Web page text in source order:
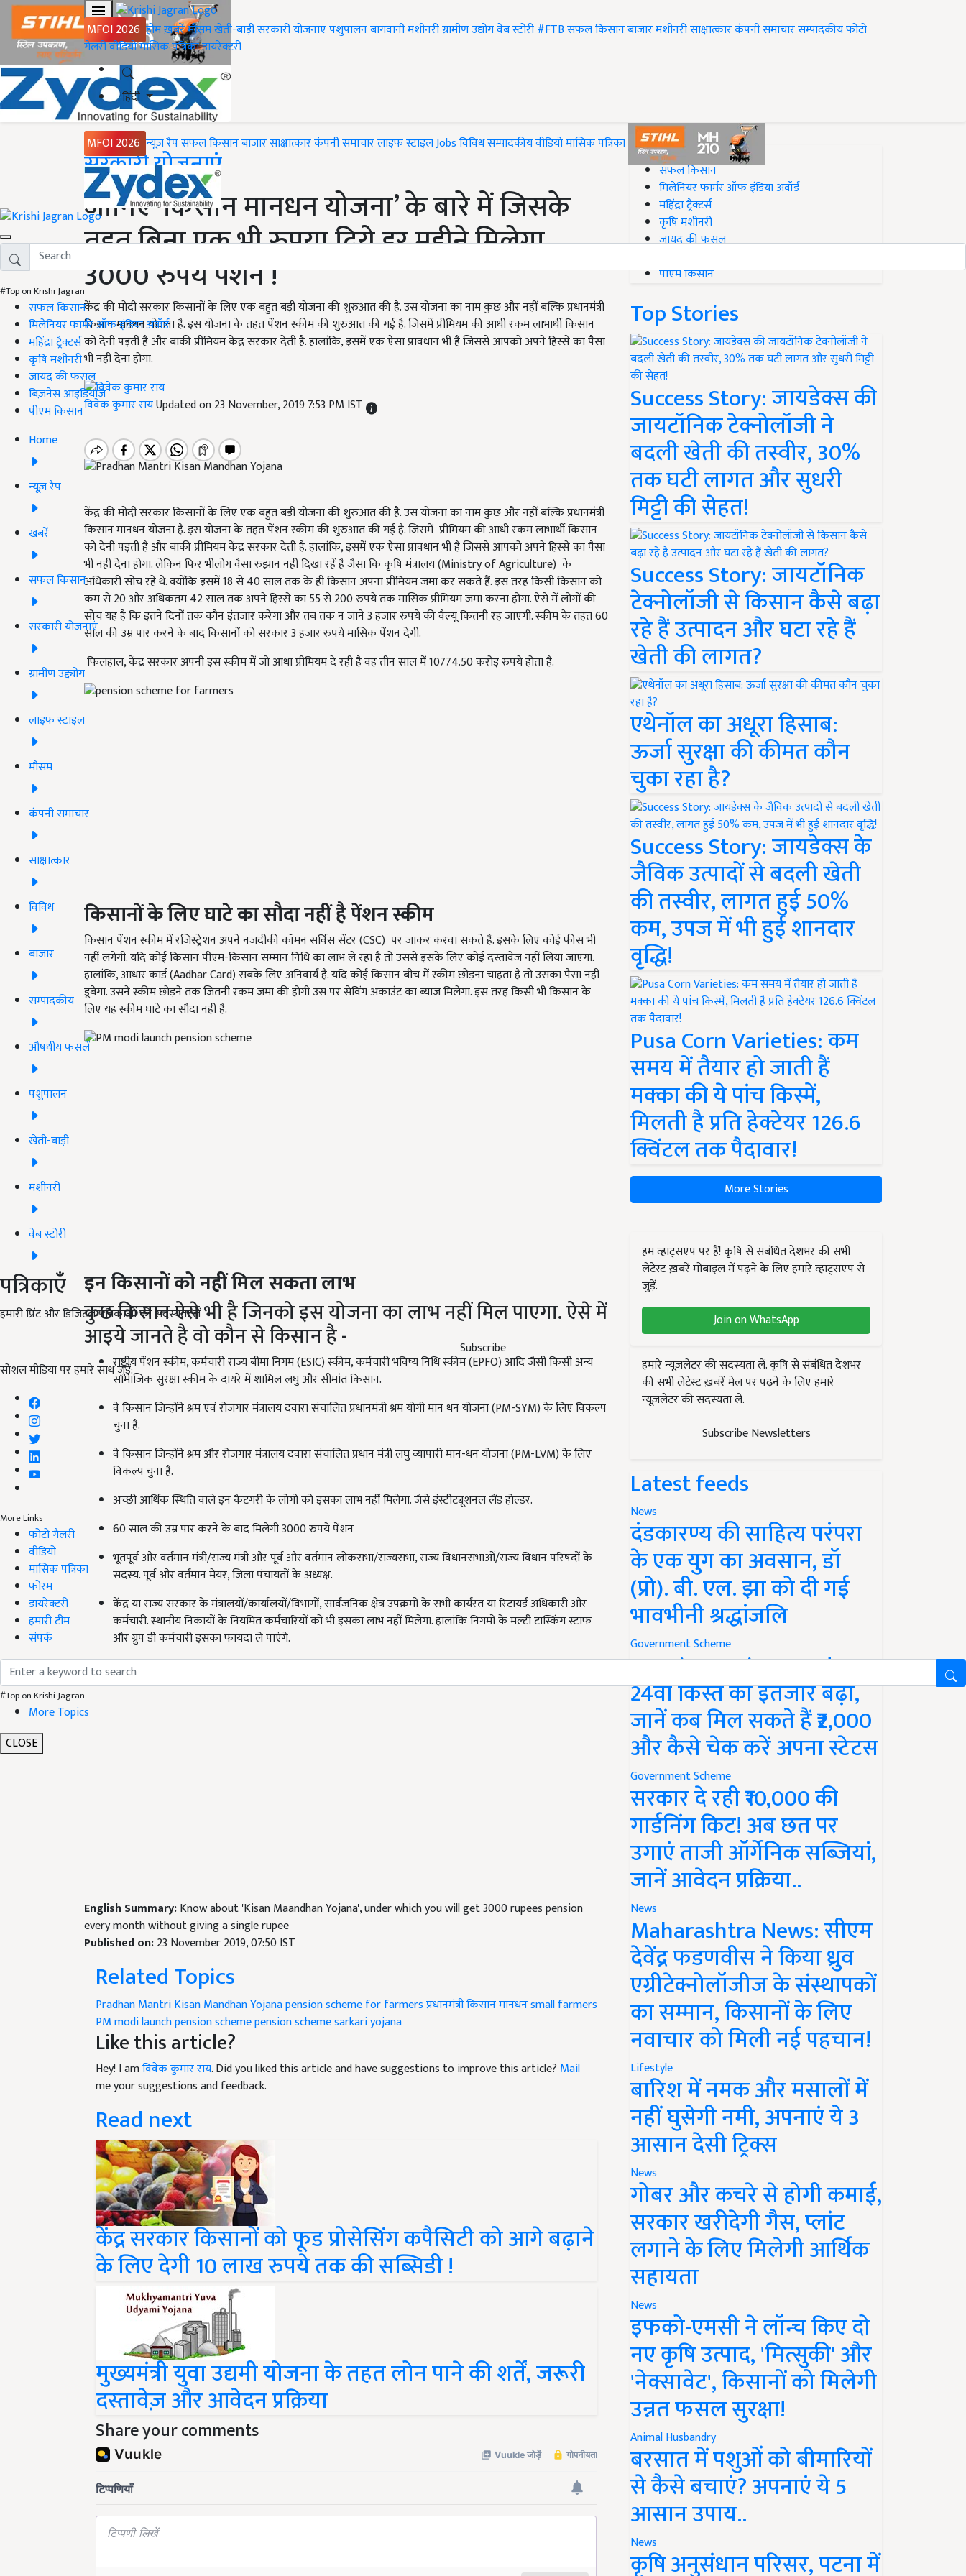
MFOI 2026 होमख़बरेंमौसमखेती-बाड़ीसरकारी योजनाएंपशुपालनबागवानीमशीनरीग्रामीण उद्योगवेब स्टोरी#FTBसफल किसानबाजारमशीनरीसाक्षात्कारकंपनी समाचारसम्पादकीयफोटो
गैलरीवीडियोमासिक पत्रिकाडायरेक्टरी
हिंदी
MFOI 2026 न्यूज़ रैपसफल किसानबाजारसाक्षात्कारकंपनी समाचारलाइफ स्टाइलJobsविविधसम्पादकीयवीडियोमासिक पत्रिका
#Top on Krishi Jagran
सफल किसान
मिलेनियर फार्मर ऑफ इंडिया अवॉर्ड
महिंद्रा ट्रैक्टर्स
कृषि मशीनरी
जायद की फसल
बिज़नेस आइडियाज
पीएम किसान
Home
न्यूज़ रैप
खबरें
सफल किसान
सरकारी योजनाएं
ग्रामीण उद्द्योग
लाइफ स्टाइल
मौसम
कंपनी समाचार
साक्षात्कार
विविध
बाजार
सम्पादकीय
औषधीय फसलें
पशुपालन
खेती-बाड़ी
मशीनरी
वेब स्टोरी
पत्रिकाएँ
हमारी प्रिंट और डिजिटल पत्रिकाओं की सदस्यता लें
Subscribe
सोशल मीडिया पर हमारे साथ जुड़ें:
More Links
फोटो गैलरी
वीडियो
मासिक पत्रिका
फोरम
डायरेक्टरी
हमारी टीम
संपर्क
#Top on Krishi Jagran
More Topics
CLOSE
Home
सरकारी योजनाएं
जानिए ‘किसान मानधन योजना’ के बारे में जिसके
तहत बिना एक भी रुपया दिये हर महीने मिलेगा
3000 रुपये पेंशन !
केंद्र की मोदी सरकार किसानों के लिए एक बहुत बड़ी योजना की शुरुआत की है. उस योजना का नाम कुछ और नहीं बल्कि प्रधानमंत्री
किसान मानधन योजना है. इस योजना के तहत पेंशन स्कीम की शुरुआत की गई है. जिसमें प्रीमियम की आधी रकम लाभार्थी किसान
को देनी पड़ती है और बाकी प्रीमियम केंद्र सरकार देती है. हालांकि, इसमें एक ऐसा प्रावधान भी है जिससे आपको अपने हिस्से का पैसा
भी नहीं देना होगा.
विवेक कुमार रायUpdated on 23 November, 2019 7:53 PM IST
केंद्र की मोदी सरकार किसानों के लिए एक बहुत बड़ी योजना की शुरुआत की है. उस योजना का नाम कुछ और नहीं बल्कि प्रधानमंत्री
किसान मानधन योजना है. इस योजना के तहत पेंशन स्कीम की शुरुआत की गई है. जिसमें प्रीमियम की आधी रकम लाभार्थी किसान
को देनी पड़ती है और बाकी प्रीमियम केंद्र सरकार देती है. हालांकि, इसमें एक ऐसा प्रावधान भी है जिससे आपको अपने हिस्से का पैसा
भी नहीं देना होगा. लेकिन फिर भीलोग वैसा रुझान नहीं दिखा रहें है जैसा कि कृषि मंत्रालय (Ministry of Agriculture) के
अधिकारी सोच रहे थे. क्योंकि इसमें 18 से 40 साल तक के ही किसान अपना प्रीमियम जमा कर सकते हैं. इस तरह किसी किसान को
कम से 20 और अधिकतम 42 साल तक अपने हिस्से का 55 से 200 रुपये तक मासिक प्रीमियम जमा करना होगा. ऐसे में लोगों की
सोच यह है कि इतने दिनों तक कौन इंतजार करेगा और तब तक न जाने 3 हजार रुपये की वैल्यू कितनी रह जाएगी. स्कीम के तहत 60
साल की उम्र पार करने के बाद किसानों को सरकार 3 हजार रुपये मासिक पेंशन देगी.
फिलहाल, केंद्र सरकार अपनी इस स्कीम में जो आधा प्रीमियम दे रही है वह तीन साल में 10774.50 करोड़ रुपये होता है.
किसानों के लिएघाटे का सौदा नहीं है पेंशन स्कीम
किसान पेंशन स्कीम में रजिस्ट्रेशन अपने नजदीकी कॉमन सर्विस सेंटर (CSC) पर जाकर करवा सकते हैं. इसके लिए कोई फीस भी
नहीं लगेगी. यदि कोई किसान पीएम-किसान सम्मान निधि का लाभ ले रहा है तो उससे इसके लिए कोई दस्तावेज नहीं लिया जाएगा.
हालांकि, आधार कार्ड (Aadhar Card) सबके लिए अनिवार्य है. यदि कोई किसान बीच में स्कीम छोड़ना चाहता है तो उसका पैसा नहीं
डूबेगा. उसने स्कीम छोड़ने तक जितनी रकम जमा की होगी उस पर सेविंग अकाउंट का ब्याज मिलेगा. इस तरह किसी भी किसान के
लिए यह स्कीम घाटे का सौदा नहीं है.
इन किसानों को नहीं मिल सकता लाभ
कुछ किसान ऐसे भी है जिनको इस योजना का लाभ नहीं मिल पाएगा. ऐसे में
आइये जानते है वो कौन से किसान है -
राष्ट्रीय पेंशन स्कीम, कर्मचारी राज्य बीमा निगम (ESIC) स्कीम, कर्मचारी भविष्य निधि स्कीम (EPFO) आदि जैसी किसी अन्य
सामाजिक सुरक्षा स्कीम के दायरे में शामिल लघु और सीमांत किसान.
वे किसान जिन्होंने श्रम एवं रोजगार मंत्रालय दवारा संचालित प्रधानमंत्री श्रम योगी मान धन योजना (PM-SYM) के लिए विकल्प
चुना है.
वे किसान जिन्होंने श्रम और रोजगार मंत्रालय दवारा संचालित प्रधान मंत्री लघु व्यापारी मान-धन योजना (PM-LVM) के लिए
विकल्प चुना है.
अच्छी आर्थिक स्थिति वाले इन कैटगरी के लोगों को इसका लाभ नहीं मिलेगा. जैसे इंस्टीट्यूशनल लैंड होल्डर.
60 साल की उम्र पार करने के बाद मिलेगी 3000 रुपये पेंशन
भूतपूर्व और वर्तमान मंत्री/राज्य मंत्री और पूर्व और वर्तमान लोकसभा/राज्यसभा, राज्य विधानसभाओं/राज्य विधान परिषदों के
सदस्य. पूर्व और वर्तमान मेयर, जिला पंचायतों के अध्यक्ष.
केंद्र या राज्य सरकार के मंत्रालयों/कार्यालयों/विभागों, सार्वजनिक क्षेत्र उपक्रमों के सभी कार्यरत या रिटायर्ड अधिकारी और
कर्मचारी. स्थानीय निकायों के नियमित कर्मचारियों को भी इसका लाभ नहीं मिलेगा. हालांकि निगमों के मल्टी टास्किंग स्टाफ
और ग्रुप डी कर्मचारी इसका फायदा ले पाएंगे.
टैक्स देने वाले, डॉक्टर, इंजीनियर, वकील, चार्टर्ड एकाउंटेंट्स और आर्किटेक्ट जैसे पेशेवर लोगों को इसका लाभ नहीं मिलेगा.
English Summary:Know about 'Kisan Maandhan Yojana', under which you will get 3000 rupees pension
every month without giving a single rupee
Published on:23 November 2019, 07:50 IST
Related Topics
Pradhan Mantri Kisan Mandhan Yojanapension scheme for farmersप्रधानमंत्री किसान मानधनsmall farmers
PM modi launch pension schemepension schemesarkari yojana
Like this article?
Hey! I amविवेक कुमार राय. Did you liked this article and have suggestions to improve this article? Mail
me your suggestions and feedback.
Read next
केंद्र सरकार किसानों को फूड प्रोसेसिंग कपैसिटी को आगे बढ़ाने
के लिए देगी 10 लाख रुपये तक की सब्सिडी !
मुख्यमंत्री युवा उद्यमी योजना के तहत लोन पाने की शर्तें, जरूरी
दस्तावेज़ और आवेदन प्रक्रिया
Share your comments
#Top on Krishi Jagran
सफल किसान
मिलेनियर फार्मर ऑफ इंडिया अवॉर्ड
महिंद्रा ट्रैक्टर्स
कृषि मशीनरी
जायद की फसल
पीएम किसान
Top Stories
Success Story: जायडेक्स की
जायटॉनिक टेक्नोलॉजी ने
बदली खेती की तस्वीर, 30%
तक घटी लागत और सुधरी
मिट्टी की सेहत!
Success Story: जायटॉनिक
टेक्नोलॉजी से किसान कैसे बढ़ा
रहे हैं उत्पादन और घटा रहे हैं
खेती की लागत?
एथेनॉल का अधूरा हिसाब:
ऊर्जा सुरक्षा की कीमत कौन
चुका रहा है?
Success Story: जायडेक्स के
जैविक उत्पादों से बदली खेती
की तस्वीर, लागत हुई 50%
कम, उपज में भी हुई शानदार
वृद्धि!
Pusa Corn Varieties: कम
समय में तैयार हो जाती हैं
मक्का की ये पांच किस्में,
मिलती है प्रति हेक्टेयर 126.6
क्विंटल तक पैदावार!
More Stories
हम व्हाट्सएप पर हैं! कृषि से संबंधित देशभर की सभी
लेटेस्ट ख़बरें मोबाइल में पढ़ने के लिए हमारे व्हाट्सएप से
जुड़ें.
Join on WhatsApp
हमारे न्यूज़लेटर की सदस्यता लें. कृषि से संबंधित देशभर
की सभी लेटेस्ट ख़बरें मेल पर पढ़ने के लिए हमारे
न्यूज़लेटर की सदस्यता लें.
Subscribe Newsletters
Latest feeds
News
दंडकारण्य की साहित्य परंपरा
के एक युग का अवसान, डॉ
(प्रो). बी. एल. झा को दी गई
भावभीनी श्रद्धांजलि
Government Scheme
PM Kisan Yojana Update:
24वीं किस्त का इंतजार बढ़ा,
जानें कब मिल सकते हैं ₹2,000
और कैसे चेक करें अपना स्टेटस
Government Scheme
सरकार दे रही ₹10,000 की
गार्डनिंग किट! अब छत पर
उगाएं ताजी ऑर्गेनिक सब्जियां,
जानें आवेदन प्रक्रिया..
News
Maharashtra News: सीएम
देवेंद्र फडणवीस ने किया ध्रुव
एग्रीटेक्नोलॉजीज के संस्थापकों
का सम्मान, किसानों के लिए
नवाचार को मिली नई पहचान!
Lifestyle
बारिश में नमक और मसालों में
नहीं घुसेगी नमी, अपनाएं ये 3
आसान देसी ट्रिक्स
News
गोबर और कचरे से होगी कमाई,
सरकार खरीदेगी गैस, प्लांट
लगाने के लिए मिलेगी आर्थिक
सहायता
News
इफको-एमसी ने लॉन्च किए दो
नए कृषि उत्पाद, 'मित्सुकी' और
'नेक्सावेट', किसानों को मिलेगी
उन्नत फसल सुरक्षा!
Animal Husbandry
बरसात में पशुओं को बीमारियों
से कैसे बचाएं? अपनाएं ये 5
आसान उपाय..
News
कृषि अनुसंधान परिसर, पटना में